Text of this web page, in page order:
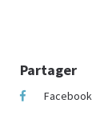
Partager
Facebook